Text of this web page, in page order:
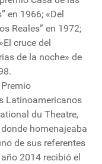
en 1966; «Del
Reales” en 1972;
cruce del
de la noche» de
Latinoamericanos
du Theatre,
donde homenajeaba
de sus referentes
2014 recibió el